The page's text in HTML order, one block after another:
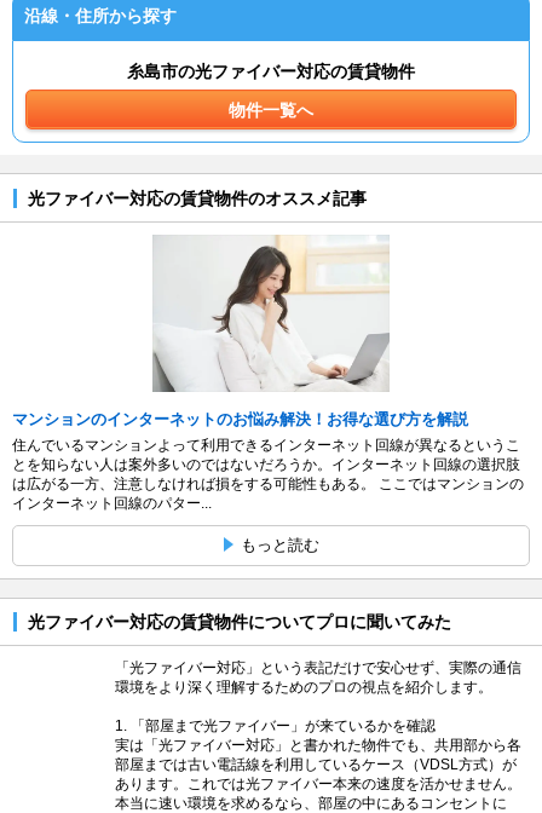
沿線・住所から探す
糸島市の光ファイバー対応の賃貸物件
物件一覧へ
光ファイバー対応の賃貸物件のオススメ記事
マンションのインターネットのお悩み解決！お得な選び方を解説
住んでいるマンションよって利用できるインターネット回線が異なるというこ
とを知らない人は案外多いのではないだろうか。インターネット回線の選択肢
は広がる一方、注意しなければ損をする可能性もある。 ここではマンションの
インターネット回線のパター...
もっと読む
光ファイバー対応の賃貸物件についてプロに聞いてみた
「光ファイバー対応」という表記だけで安心せず、実際の通信
環境をより深く理解するためのプロの視点を紹介します。
1. 「部屋まで光ファイバー」が来ているかを確認
実は「光ファイバー対応」と書かれた物件でも、共用部から各
部屋までは古い電話線を利用しているケース（VDSL方式）が
あります。これでは光ファイバー本来の速度を活かせません。
本当に速い環境を求めるなら、部屋の中にあるコンセントに